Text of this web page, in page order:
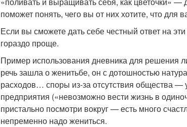
поможет понять, чего вы от них хотите, что для
Если вы сможете дать себе честный ответ на
гораздо проще.
Пример использования дневника для решения
речь зашла о женитьбе, он с дотошностью
расходов… споры из-за отсутствия общества
предприятия («невозможно вести жизнь в
пристально посмотри вокруг — есть много
непременно надо жениться.